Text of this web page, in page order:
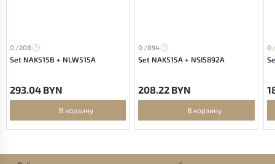
0 /208
Set NAK515B + NLW515A
293.04 BYN
В корзину
0 /894
Set NAK515A + NSI5892A
208.22 BYN
В корзину
0